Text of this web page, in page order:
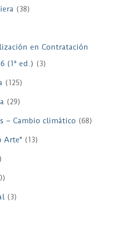
(38)
en Contratación
(1ª ed.) (3)
(125)
(29)
– Cambio climático (68)
Arte" (13)
(3)